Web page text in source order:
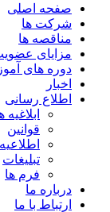
صفحه اصلی
شرکت ها
مناقصه ها
مزایای
دوره های
اخبار
اطلاع رسانی
قوانین
تبلیغات
فرم ها
درباره ما
ارتباط با ما